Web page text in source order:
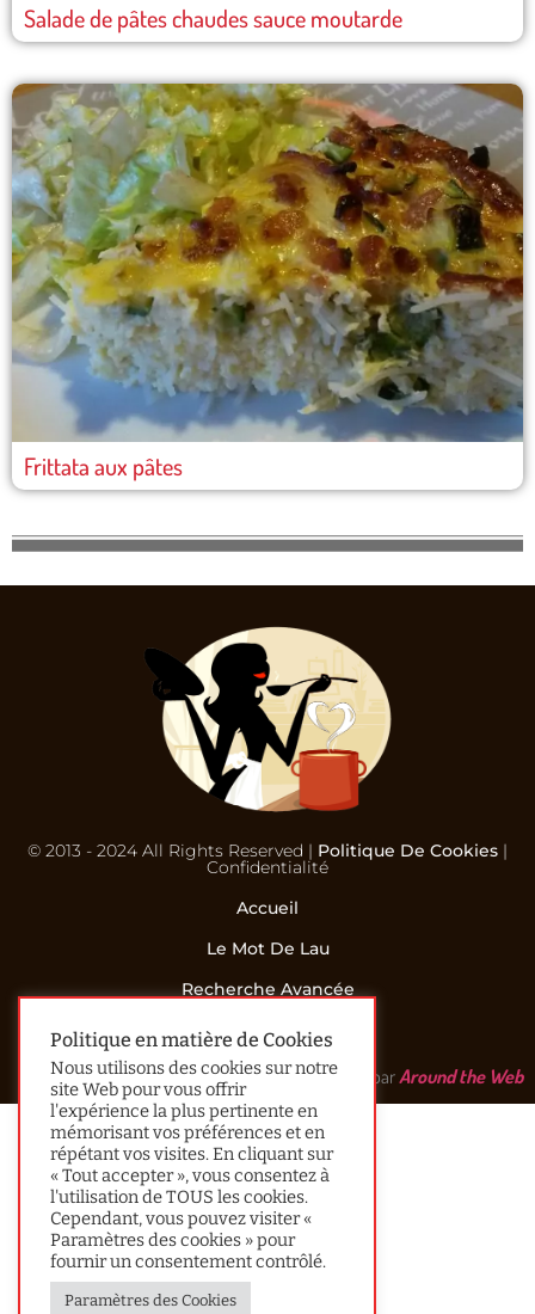
Salade de pâtes chaudes sauce moutarde
Frittata aux pâtes
© 2013 - 2024 All Rights Reserved | Politique De Cookies |
Confidentialité
Accueil
Le Mot De Lau
Recherche Avancée
Contact
Réalisé parAround the Web
Politique en matière de Cookies
Nous utilisons des cookies sur notre
site Web pour vous offrir
l'expérience la plus pertinente en
mémorisant vos préférences et en
répétant vos visites. En cliquant sur
« Tout accepter », vous consentez à
l'utilisation de TOUS les cookies.
Cependant, vous pouvez visiter «
Paramètres des cookies » pour
fournir un consentement contrôlé.
Paramètres des Cookies